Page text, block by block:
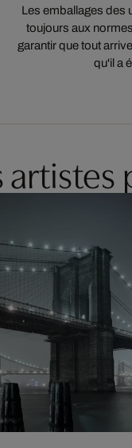
Les emballages des
toujours aux
garantir que tout
qu'il a